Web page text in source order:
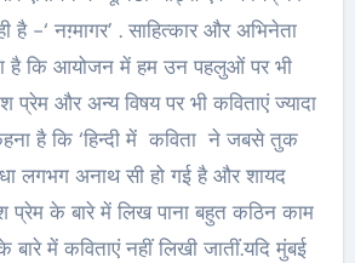
-‘ नग़्मागर’ . साहित्कार और अभिनेता
है कि आयोजन में हम उन पहलुओं पर भी
प्रेम और अन्य विषय पर भी कविताएं ज्यादा
है कि ‘हिन्दी में कविता ने जबसे तुक
लगभग अनाथ सी हो गई है और शायद
के बारे में लिख पाना बहुत कठिन काम
में कविताएं नहीं लिखी जातीं.यदि मुंबई